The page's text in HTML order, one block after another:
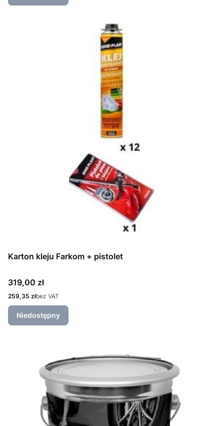
Karton kleju Farkom + pistolet
Cena
319,00 zł
Cena
259,35 złbez VAT
Niedostępny